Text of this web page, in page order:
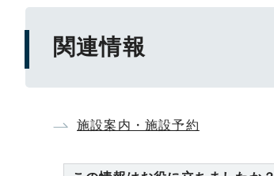
関連情報
施設案内・施設予約